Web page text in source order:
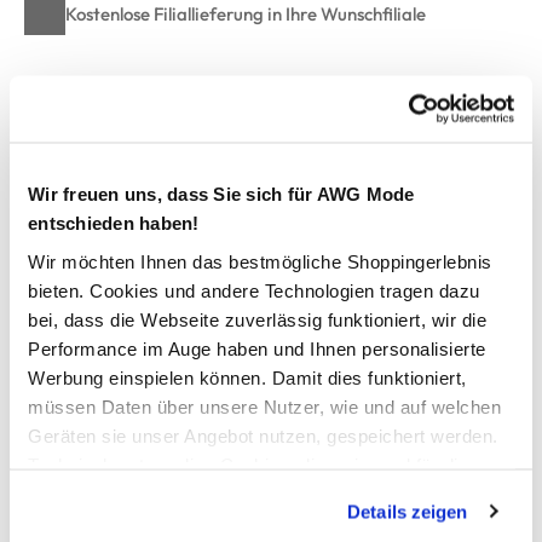
Wir freuen uns, dass Sie sich für AWG Mode
entschieden haben!
Wir möchten Ihnen das bestmögliche Shoppingerlebnis
bieten. Cookies und andere Technologien tragen dazu
bei, dass die Webseite zuverlässig funktioniert, wir die
Performance im Auge haben und Ihnen personalisierte
Werbung einspielen können. Damit dies funktioniert,
müssen Daten über unsere Nutzer, wie und auf welchen
Geräten sie unser Angebot nutzen, gespeichert werden.
werden, werden bei der Nutzung der Webseite auf jeden
Details zeigen
Kostenlose Filiallieferung in Ihre Wunschfiliale
Damen Sweatshirt mit Print
bequemes Sweatshirt von IX-O
mit Rundhalsausschnitt
Schriftprint vorne
Backprint je nach Modell
innen weich angeraut
lässig, lockere Passform
Bündchen an den Ärmeln und am Saum